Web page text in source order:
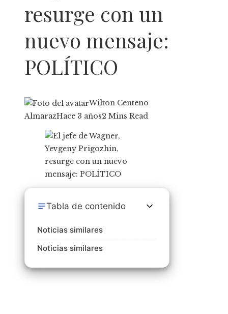
resurge con un
nuevo mensaje:
POLÍTICO
Wilton Centeno
AlmarazHace 3 años2 Mins Read
Tabla de contenido
Noticias similares
Noticias similares